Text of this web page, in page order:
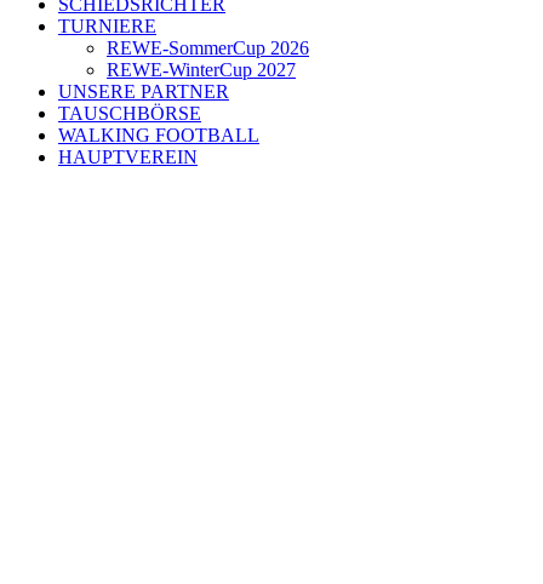
SCHIEDSRICHTER
TURNIERE
REWE-SommerCup 2026
REWE-WinterCup 2027
UNSERE PARTNER
TAUSCHBÖRSE
WALKING FOOTBALL
HAUPTVEREIN